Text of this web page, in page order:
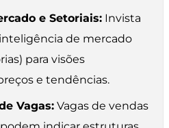
e Setoriais: Invista
de mercado
para visões
e tendências.
Vagas: Vagas de vendas